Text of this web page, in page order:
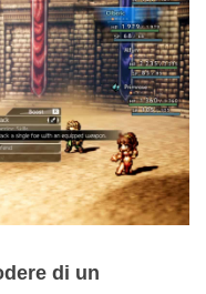
di un